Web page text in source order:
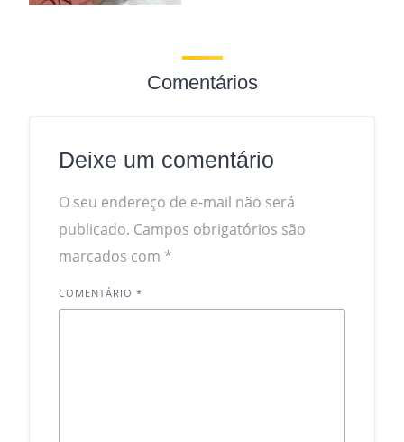
Comentários
Deixe um comentário
O seu endereço de e-mail não será
publicado. Campos obrigatórios são
marcados com *
COMENTÁRIO *